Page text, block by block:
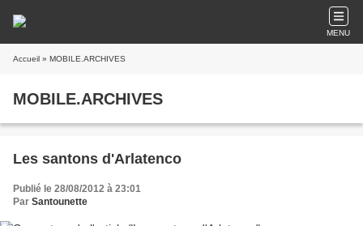
MENU
Accueil » MOBILE.ARCHIVES
MOBILE.ARCHIVES
Les santons d'Arlatenco
Publié le 28/08/2012 à 23:01
Par Santounette